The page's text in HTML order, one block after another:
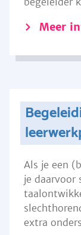
Meer
Als je een
je daarvoor
extra